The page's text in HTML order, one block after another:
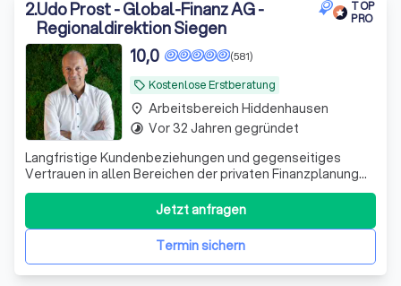
2.Udo Prost - Global-Finanz AG -
Regionaldirektion Siegen
TOP
PRO
local_offer Kostenlose Erstberatung
(581)
10,0
Langfristige Kundenbeziehungen und gegenseitiges
Vertrauen in allen Bereichen der privaten Finanzplanung
zeichnen uns aus. Im Bereich Kapitalanlage, Vorsorge und
Experten der Finanzanalyse für Privathaushalte - und
arbeiten unabhängig vonTermin sichern
Jetzt anfragen
place Arbeitsbereich Hiddenhausen
timelapse Vor 32 Jahren gegründet